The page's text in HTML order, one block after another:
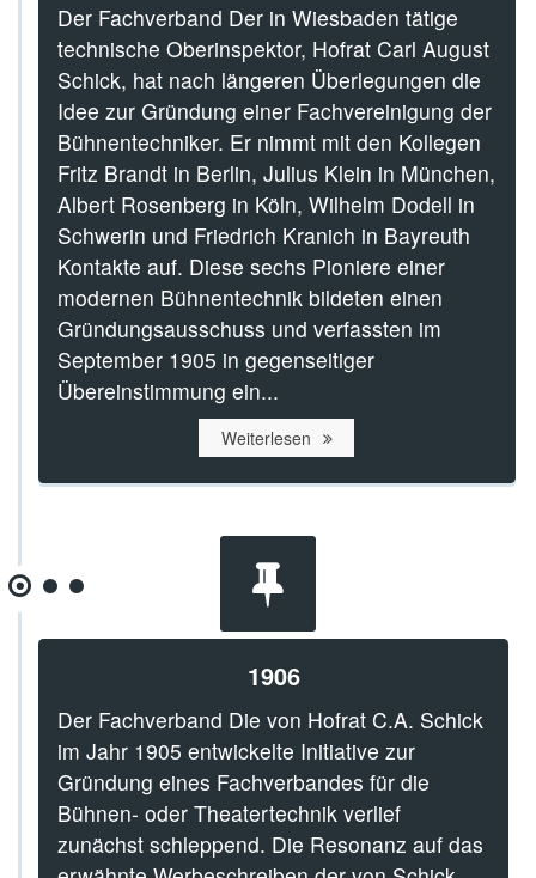
Der Fachverband Der in Wiesbaden tätige
technische Oberinspektor, Hofrat Carl August
Schick, hat nach längeren Überlegungen die
Idee zur Gründung einer Fachvereinigung der
Bühnentechniker. Er nimmt mit den Kollegen
Fritz Brandt in Berlin, Julius Klein in München,
Albert Rosenberg in Köln, Wilhelm Dodell in
Schwerin und Friedrich Kranich in Bayreuth
Kontakte auf. Diese sechs Pioniere einer
modernen Bühnentechnik bildeten einen
Gründungsausschuss und verfassten im
September 1905 in gegenseitiger
Übereinstimmung ein...
Weiterlesen
1906
Der Fachverband Die von Hofrat C.A. Schick
im Jahr 1905 entwickelte Initiative zur
Gründung eines Fachverbandes für die
Bühnen- oder Theatertechnik verlief
zunächst schleppend. Die Resonanz auf das